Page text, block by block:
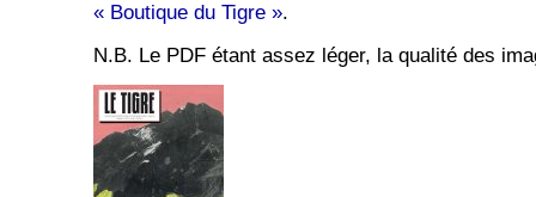
« Boutique du Tigre ».
N.B. Le PDF étant assez léger, la qualité des